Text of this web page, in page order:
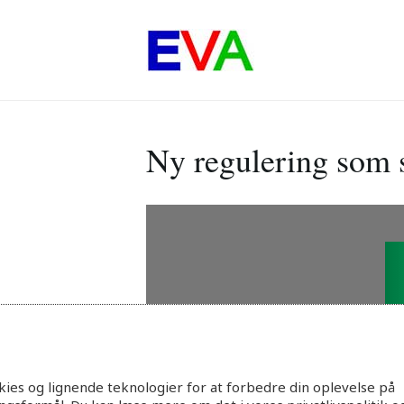
Ny regulering som
og lignende teknologier for at forbedre din oplevelse på